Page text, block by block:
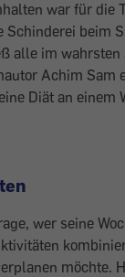
war für die
Schinderei beim
alle im wahrsten
Achim Sam
Diät an einem
wer seine
möchte.